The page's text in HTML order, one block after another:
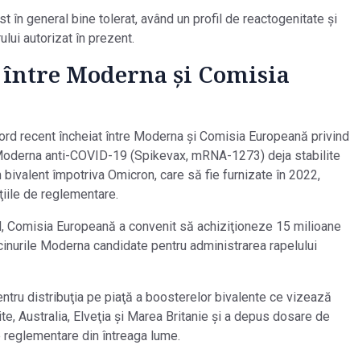
în general bine tolerat, având un profil de reactogenitate şi
autorizat în prezent.
Moderna și Comisia
recent încheiat între Moderna şi Comisia Europeană privind
anti-COVID-19 (Spikevax, mRNA-1273) deja stabilite
împotriva Omicron, care să fie furnizate în 2022,
de reglementare.
Comisia Europeană a convenit să achiziţioneze 15 milioane
Moderna candidate pentru administrarea rapelului
distribuţia pe piaţă a boosterelor bivalente ce vizează
Australia, Elveţia şi Marea Britanie şi a depus dosare de
din întreaga lume.